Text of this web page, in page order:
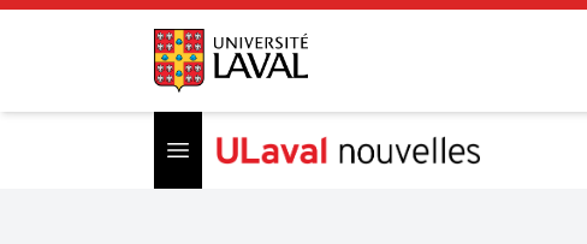
Open menu